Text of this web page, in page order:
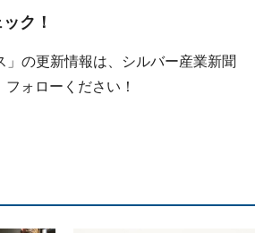
ク！
の更新情報は、シルバー産業新聞
ォローください！